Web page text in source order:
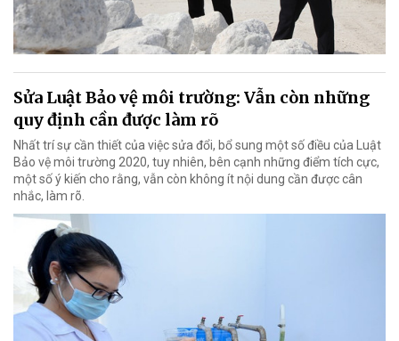
Sửa Luật Bảo vệ môi trường: Vẫn còn những
quy định cần được làm rõ
Nhất trí sự cần thiết của việc sửa đổi, bổ sung một số điều của Luật
Bảo vệ môi trường 2020, tuy nhiên, bên cạnh những điểm tích cực,
một số ý kiến cho rằng, vẫn còn không ít nội dung cần được cân
nhắc, làm rõ.